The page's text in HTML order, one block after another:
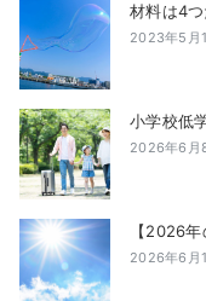
材料は4
2023年5月
小学校低
2026年6月
【2026
2026年6月